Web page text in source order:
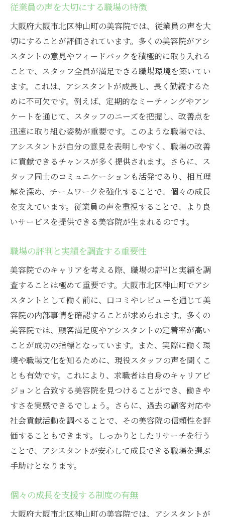
従業員の声を大切にする職場の特徴
大阪府大阪市北区神山町の美容院では、従業員の声を大
切にすることが評価されています。多くの美容院がアシ
スタントの意見やフィードバックを積極的に取り入れる
ことで、スタッフ全員が満足できる職場環境を築いてい
ます。これは、アシスタントが成長し、長く勤続するた
めに不可欠です。例えば、定期的なミーティングやアン
ケートを通じて、スタッフのニーズを把握し、改善点を
迅速に取り組む姿勢が重要です。このような職場では、
アシスタントが自分の意見を表明しやすく、職場の改善
に貢献できるチャンスが多く提供されます。さらに、ス
タッフ同士のコミュニケーションも活発であり、相互理
解を深め、チームワークを強化することで、個々の成長
を支えています。従業員の声を重視することで、より良
いサービスを提供できる美容院が生まれるのです。
職場の評判と実績を調査する重要性
美容院でのキャリアを考える際、職場の評判と実績を調
査することは極めて重要です。大阪市北区神山町でアシ
スタントとして働く前に、口コミやレビューを通じて美
容院の内部事情を確認することが求められます。多くの
美容院では、顧客満足度やアシスタントの定着率が高い
ことが成功の指標となっています。また、実際に働く環
境や職場文化を知るために、現役スタッフの声を聞くこ
とも有効です。これにより、求職者は自身のキャリアビ
ジョンと合致する美容院を見つけることができ、働きや
すさを実感できるでしょう。さらに、過去の顧客対応や
社会貢献活動を調べることで、その美容院の信頼性を評
価することもできます。しっかりとしたリサーチを行う
ことで、アシスタントが安心して成長できる職場を選ぶ
手助けとなります。
個々の成長を支援する制度の有無
大阪府大阪市北区神山町の美容院では、アシスタントが